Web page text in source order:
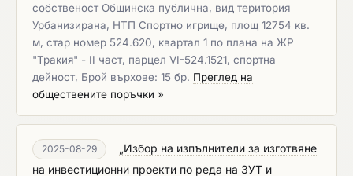
собственост Общинска публична, вид територия
Урбанизирана, НТП Спортно игрище, площ 12754 кв.
м, стар номер 524.620, квартал 1 по плана на ЖР
"Тракия" - II част, парцел VI-524.1521, спортна
дейност, Брой върхове: 15 бр. Преглед на
обществените поръчки »
2025-08-29
„Избор на изпълнители за изготвяне
на инвестиционни проекти по реда на ЗУТ и